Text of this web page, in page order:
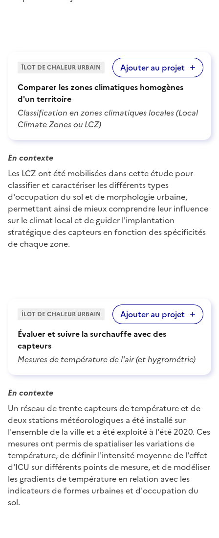
ÎLOT DE CHALEUR URBAIN
Comparer les zones climatiques homogènes
d'un territoire
Classification en zones climatiques locales (Local
Climate Zones ou LCZ)
Ajouter au projet
En contexte
Les LCZ ont été mobilisées dans cette étude pour
classifier et caractériser les différents types
d'occupation du sol et de morphologie urbaine,
permettant ainsi de mieux comprendre leur influence
sur le climat local et de guider l'implantation
stratégique des capteurs en fonction des spécificités
de chaque zone.
ÎLOT DE CHALEUR URBAIN
Évaluer et suivre la surchauffe avec des
capteurs
Mesures de température de l'air (et hygrométrie)
Ajouter au projet
En contexte
Un réseau de trente capteurs de température et de
deux stations météorologiques a été installé sur
l'ensemble de la ville et a été exploité à l'été 2020. Ces
mesures ont permis de spatialiser les variations de
température, de définir l'intensité moyenne de l'effet
d'ICU sur différents points de mesure, et de modéliser
les gradients de température en relation avec les
indicateurs de formes urbaines et d'occupation du
sol.